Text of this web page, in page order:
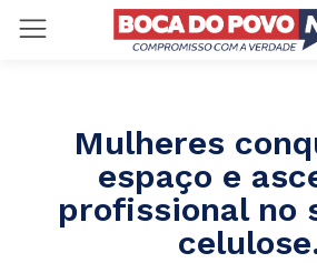
Mulheres
espaço e
profissional no